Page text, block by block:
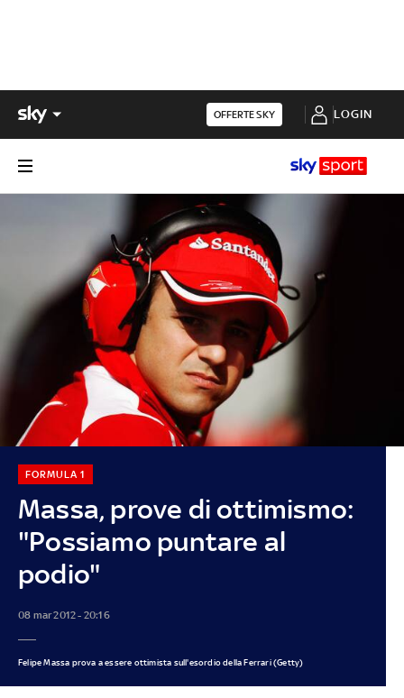
OFFERTE SKY LOGIN
Massa, prove di ottimismo:
"Possiamo puntare al
podio"
FORMULA 1
08 mar 2012 - 20:16
Felipe Massa prova a essere ottimista sull'esordio della Ferrari (Getty)